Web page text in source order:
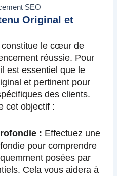
Original et
constitue le cœur de
réussie. Pour
est essentiel que le
et pertinent pour
des clients.
cet objectif :
: Effectuez une
pour comprendre
posées par
Cela vous aidera à